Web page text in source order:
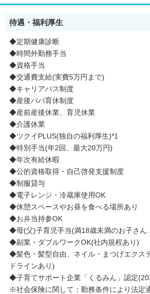
待遇・福利厚生
◆定期健康診断
◆時間外勤務手当
◆資格手当
◆交通費支給(実費5万円まで)
◆キャリアパス制度
◆産後パパ育休制度
◆産前産後休業、育児休業
◆介護休業
◆ツクイPLUS(独自の福利厚生)*1
◆特別手当(年2回、最大20万円)
◆年次有給休暇
◆公的資格取得・自己啓発支援制度
◆制服貸与
◆電子レンジ・冷蔵庫使用OK
◆休憩スペースやお昼を食べる場所あり
◆お弁当持参OK
◆母(父)子育児手当(満18歳未満のお子さ
◆副業・ダブルワークOK(社内規程あり)
◆髪色・髪型自由、ネイル・まつげエクス
ドラインあり)
◆子育てサポート企業「くるみん」認定
※社会保険に関して：勤務条件により法定